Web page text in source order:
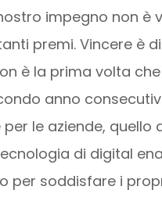
impegno non è
premi. Vincere è
è la prima volta
anno
le aziende, quello
di digital
per soddisfare i